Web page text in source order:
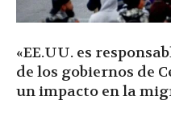
«EE.UU. es
de los gobiernos de
un impacto en la